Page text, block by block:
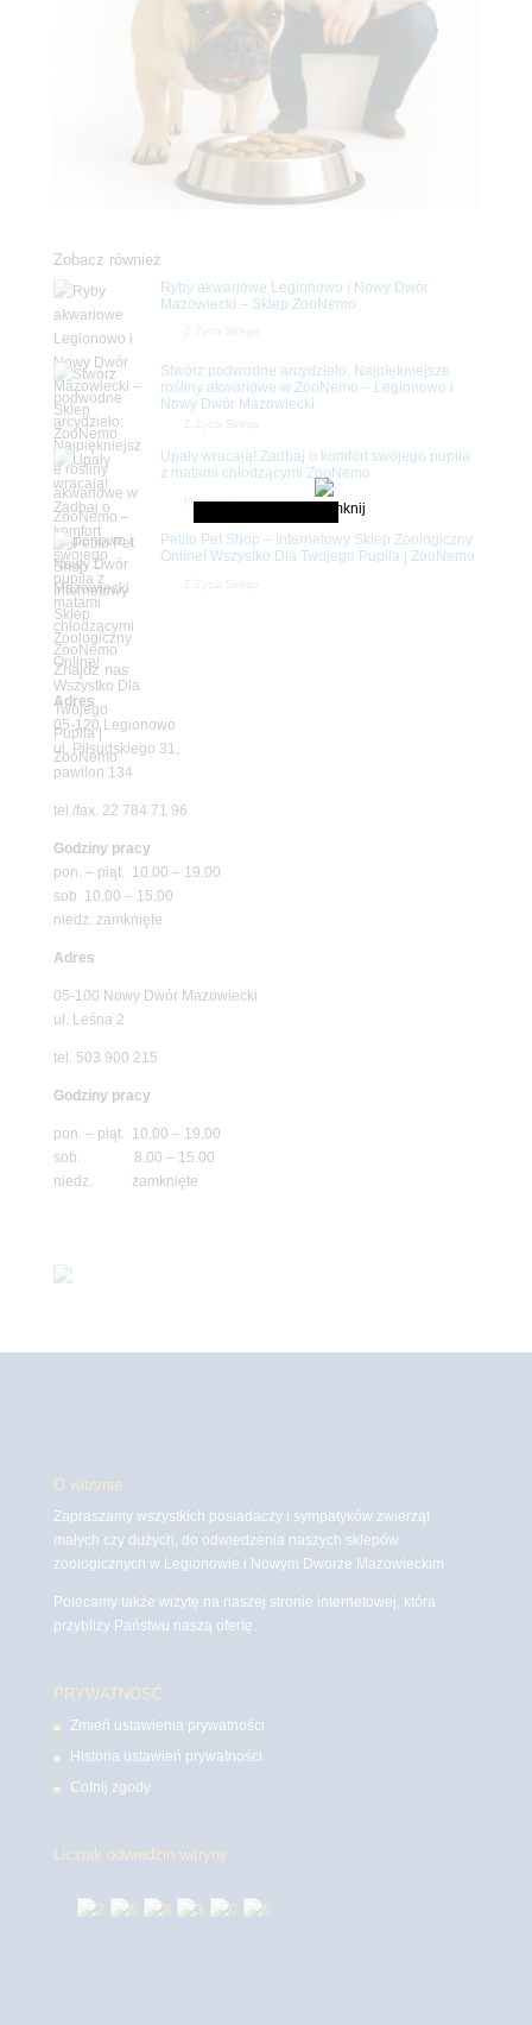
Zobacz również
Ryby akwariowe Legionowo i Nowy Dwór
Mazowiecki – Sklep ZooNemo
Stwórz podwodne arcydzieło: Najpiękniejsze
rośliny akwariowe w ZooNemo – Legionowo i
Nowy Dwór Mazowiecki
Promocje
Upały wracają! Zadbaj o komfort swojego pupila
z matami chłodzącymi ZooNemo
Petito Pet Shop – Internetowy Sklep Zoologiczny
Online! Wszystko Dla Twojego Pupila | ZooNemo
Znajdź nas
Adres
05-120 Legionowo
ul. Piłsudskiego 31,
pawilon 134
tel./fax. 22 784 71 96
Godziny pracy
pon. – piąt. 10.00 – 19.00
sob. 10.00 – 15.00
niedz. zamknięte
Adres
05-100 Nowy Dwór Mazowiecki
ul. Leśna 2
tel. 503 900 215
Godziny pracy
pon. – piąt. 10.00 – 19.00
sob. 8.00 – 15.00
niedz. zamknięte
O witrynie
Zapraszamy wszystkich posiadaczy i sympatyków zwierząt
małych czy dużych, do odwiedzenia naszych sklepów
zoologicznych w Legionowie i Nowym Dworze Mazowieckim
Polecamy także wizytę na naszej stronie internetowej, która
przybliży Państwu naszą ofertę.
PRYWATNOŚĆ
Zmień ustawienia prywatności
Historia ustawień prywatności
Cofnij zgody
Licznik odwiedzin witryny